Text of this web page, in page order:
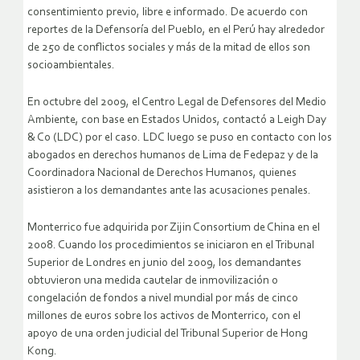
consentimiento previo, libre e informado. De acuerdo con
reportes de la Defensoría del Pueblo, en el Perú hay alrededor
de 250 de conflictos sociales y más de la mitad de ellos son
socioambientales.
En octubre del 2009, el Centro Legal de Defensores del Medio
Ambiente, con base en Estados Unidos, contactó a Leigh Day
& Co (LDC) por el caso. LDC luego se puso en contacto con los
abogados en derechos humanos de Lima de Fedepaz y de la
Coordinadora Nacional de Derechos Humanos, quienes
asistieron a los demandantes ante las acusaciones penales.
Monterrico fue adquirida por Zijin Consortium de China en el
2008. Cuando los procedimientos se iniciaron en el Tribunal
Superior de Londres en junio del 2009, los demandantes
obtuvieron una medida cautelar de inmovilización o
congelación de fondos a nivel mundial por más de cinco
millones de euros sobre los activos de Monterrico, con el
apoyo de una orden judicial del Tribunal Superior de Hong
Kong.